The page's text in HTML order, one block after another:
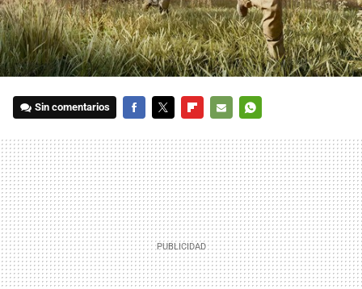
Sin comentarios
MAIL